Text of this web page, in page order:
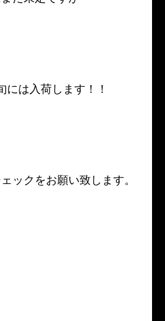
には入荷します！！
ックをお願い致します。